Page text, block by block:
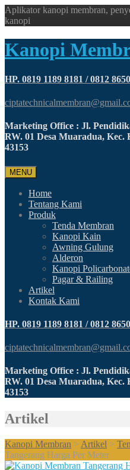
Aplikator kanopi membran,
kanopi
Kanopi
HP. 0819 1189 8181 / 0812
Marketing Office : Jl.
RW. 01 Desa Muaradua,
43153
MENU
Home
Tentang Kami
Produk
Tenda Membran
Kanopi Kain
Awning Gulung
Alderon
Kanopi
Pagar & Railing
Artikel
Kontak Kami
HP. 0819 1189 8181 / 0812
Marketing Office : Jl.
RW. 01 Desa Muaradua,
43153
Artikel
Kanopi Membran > Artikel >
Tangerang Harga Per Meter